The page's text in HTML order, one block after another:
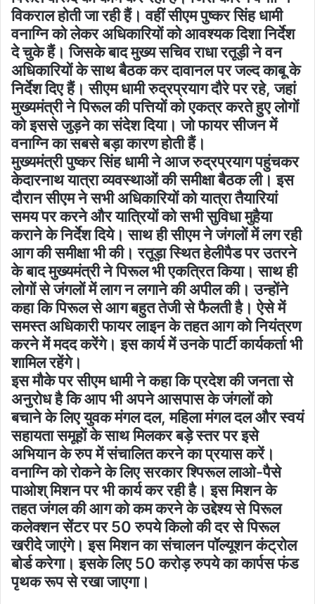
विकराल होती जा रही हैं। वहीं सीएम पुष्कर सिंह धामी
वनाग्नि को लेकर अधिकारियों को आवश्यक दिशा निर्देश
दे चुके हैं। जिसके बाद मुख्य सचिव राधा रतूड़ी ने वन
अधिकारियों के साथ बैठक कर दावानल पर जल्द काबू के
निर्देश दिए हैं। सीएम धामी रुद्रप्रयाग दौरे पर रहे, जहां
मुख्यमंत्री ने पिरूल की पत्तियों को एकत्र करते हुए लोगों
को इससे जुड़ने का संदेश दिया। जो फायर सीजन में
वनाग्नि का सबसे बड़ा कारण होती हैं।
मुख्यमंत्री पुष्कर सिंह धामी ने आज रुद्रप्रयाग पहुंचकर
केदारनाथ यात्रा व्यवस्थाओं की समीक्षा बैठक ली। इस
दौरान सीएम ने सभी अधिकारियों को यात्रा तैयारियां
समय पर करने और यात्रियों को सभी सुविधा मुहैया
कराने के निर्देश दिये। साथ ही सीएम ने जंगलों में लग रही
आग की समीक्षा भी की। रतूड़ा स्थित हेलीपैड पर उतरने
के बाद मुख्यमंत्री ने पिरूल भी एकत्रित किया। साथ ही
लोगों से जंगलों में लाग न लगाने की अपील की। उन्होंने
कहा कि पिरूल से आग बहुत तेजी से फैलती है। ऐसे में
समस्त अधिकारी फायर लाइन के तहत आग को नियंत्रण
करने में मदद करेंगे। इस कार्य में उनके पार्टी कार्यकर्ता भी
शामिल रहेंगे।
इस मौके पर सीएम धामी ने कहा कि प्रदेश की जनता से
अनुरोध है कि आप भी अपने आसपास के जंगलों को
बचाने के लिए युवक मंगल दल, महिला मंगल दल और स्वयं
सहायता समूहों के साथ मिलकर बड़े स्तर पर इसे
अभियान के रुप में संचालित करने का प्रयास करें।
वनाग्नि को रोकने के लिए सरकार श्पिरूल लाओ-पैसे
पाओश् मिशन पर भी कार्य कर रही है। इस मिशन के
तहत जंगल की आग को कम करने के उद्देश्य से पिरूल
कलेक्शन सेंटर पर 50 रुपये किलो की दर से पिरूल
खरीदे जाएंगे। इस मिशन का संचालन पॉल्यूशन कंट्रोल
बोर्ड करेगा। इसके लिए 50 करोड़ रुपये का कार्पस फंड
पृथक रूप से रखा जाएगा।